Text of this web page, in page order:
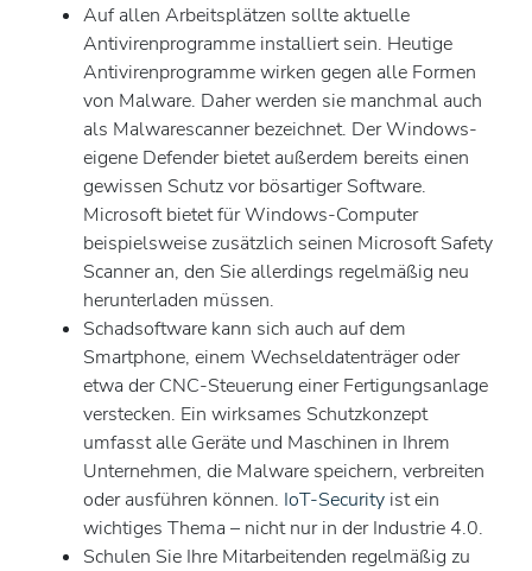
Auf allen Arbeitsplätzen sollte aktuelle
Antivirenprogramme installiert sein. Heutige
Antivirenprogramme wirken gegen alle Formen
von Malware. Daher werden sie manchmal auch
als Malwarescanner bezeichnet. Der Windows-
eigene Defender bietet außerdem bereits einen
gewissen Schutz vor bösartiger Software.
Microsoft bietet für Windows-Computer
beispielsweise zusätzlich seinen Microsoft Safety
Scanner an, den Sie allerdings regelmäßig neu
herunterladen müssen.
Schadsoftware kann sich auch auf dem
Smartphone, einem Wechseldatenträger oder
etwa der CNC-Steuerung einer Fertigungsanlage
verstecken. Ein wirksames Schutzkonzept
umfasst alle Geräte und Maschinen in Ihrem
Unternehmen, die Malware speichern, verbreiten
oder ausführen können. IoT-Security ist ein
wichtiges Thema – nicht nur in der Industrie 4.0.
Schulen Sie Ihre Mitarbeitenden regelmäßig zu